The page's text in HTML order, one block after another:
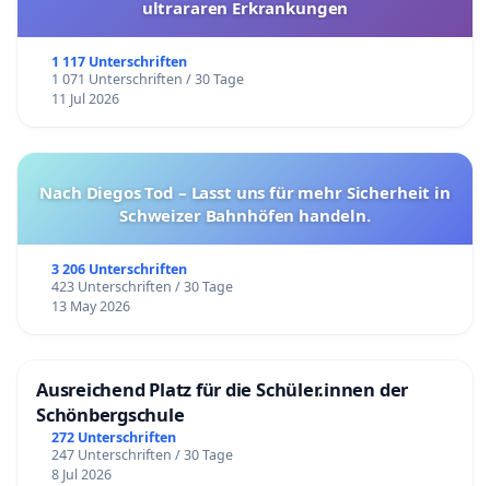
ultrararen Erkrankungen
1 117 Unterschriften
1 071 Unterschriften / 30 Tage
11 Jul 2026
Nach Diegos Tod – Lasst uns für mehr Sicherheit in
Schweizer Bahnhöfen handeln.
3 206 Unterschriften
423 Unterschriften / 30 Tage
13 May 2026
Ausreichend Platz für die Schüler.innen der
Schönbergschule
272 Unterschriften
247 Unterschriften / 30 Tage
8 Jul 2026